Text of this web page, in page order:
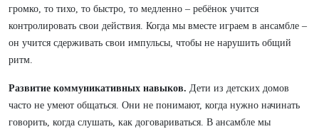
громко, то тихо, то быстро, то медленно – ребёнок учится
контролировать свои действия. Когда мы вместе играем в ансамбле –
он учится сдерживать свои импульсы, чтобы не нарушить общий
ритм.
Развитие коммуникативных навыков. Дети из детских домов
часто не умеют общаться. Они не понимают, когда нужно начинать
говорить, когда слушать, как договариваться. В ансамбле мы